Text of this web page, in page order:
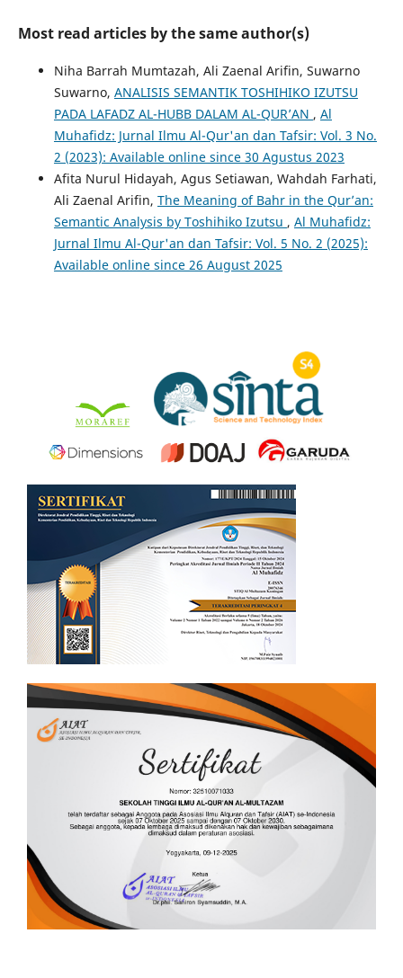
Most read articles by the same author(s)
Niha Barrah Mumtazah, Ali Zaenal Arifin, Suwarno
Suwarno, ANALISIS SEMANTIK TOSHIHIKO IZUTSU
PADA LAFADZ AL-HUBB DALAM AL-QUR’AN , Al
Muhafidz: Jurnal Ilmu Al-Qur'an dan Tafsir: Vol. 3 No.
2 (2023): Available online since 30 Agustus 2023
Afita Nurul Hidayah, Agus Setiawan, Wahdah Farhati,
Ali Zaenal Arifin, The Meaning of Bahr in the Qur’an:
Semantic Analysis by Toshihiko Izutsu , Al Muhafidz:
Jurnal Ilmu Al-Qur'an dan Tafsir: Vol. 5 No. 2 (2025):
Available online since 26 August 2025